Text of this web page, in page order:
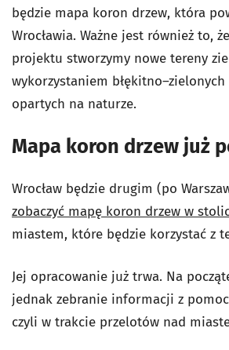
będzie mapa koron drzew, która
Wrocławia. Ważne jest również to,
projektu stworzymy nowe tereny
wykorzystaniem błękitno–zielonych
opartych na naturze.
Mapa koron drzew już
Wrocław będzie drugim (po
zobaczyć mapę koron drzew w
miastem, które będzie korzystać z
Jej opracowanie już trwa. Na
jednak zebranie informacji z
czyli w trakcie przelotów nad